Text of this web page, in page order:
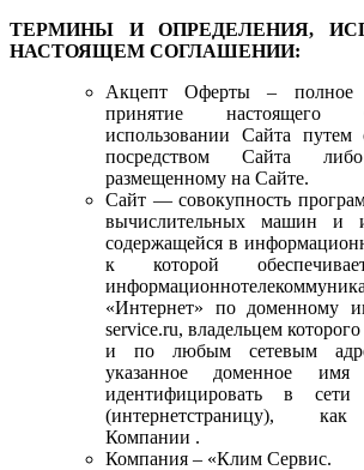
ТЕРМИНЫ И ОПРЕДЕЛЕНИЯ,
НАСТОЯЩЕМ СОГЛАШЕНИИ:
Акцепт Оферты – полное
принятие настоящего
использовании Сайта путем
посредством Сайта
размещенному на Сайте.
Сайт — совокупность
вычислительных машин и
содержащейся в
к которой
«Интернет» по доменному
service.ru, владельцем
и по любым сетевым
указанное доменное
идентифицировать в сети
(интернетстраницу),
Компании .
Компания – «Клим Сервис.